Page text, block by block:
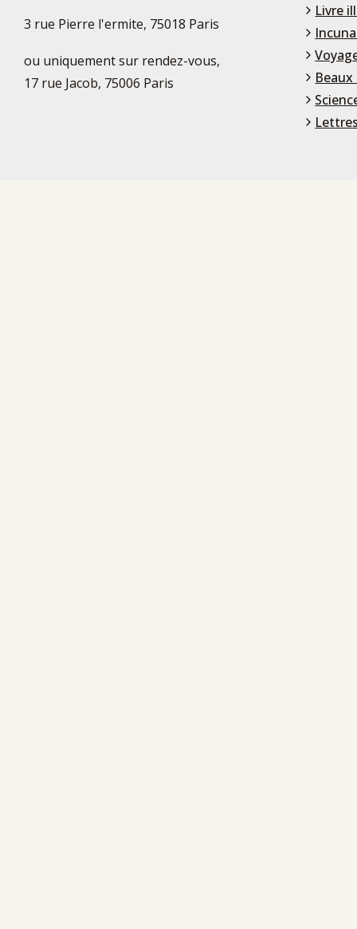
3 rue Pierre l'ermite, 75018 Paris
ou uniquement sur rendez-vous,
17 rue Jacob, 75006 Paris
Livre